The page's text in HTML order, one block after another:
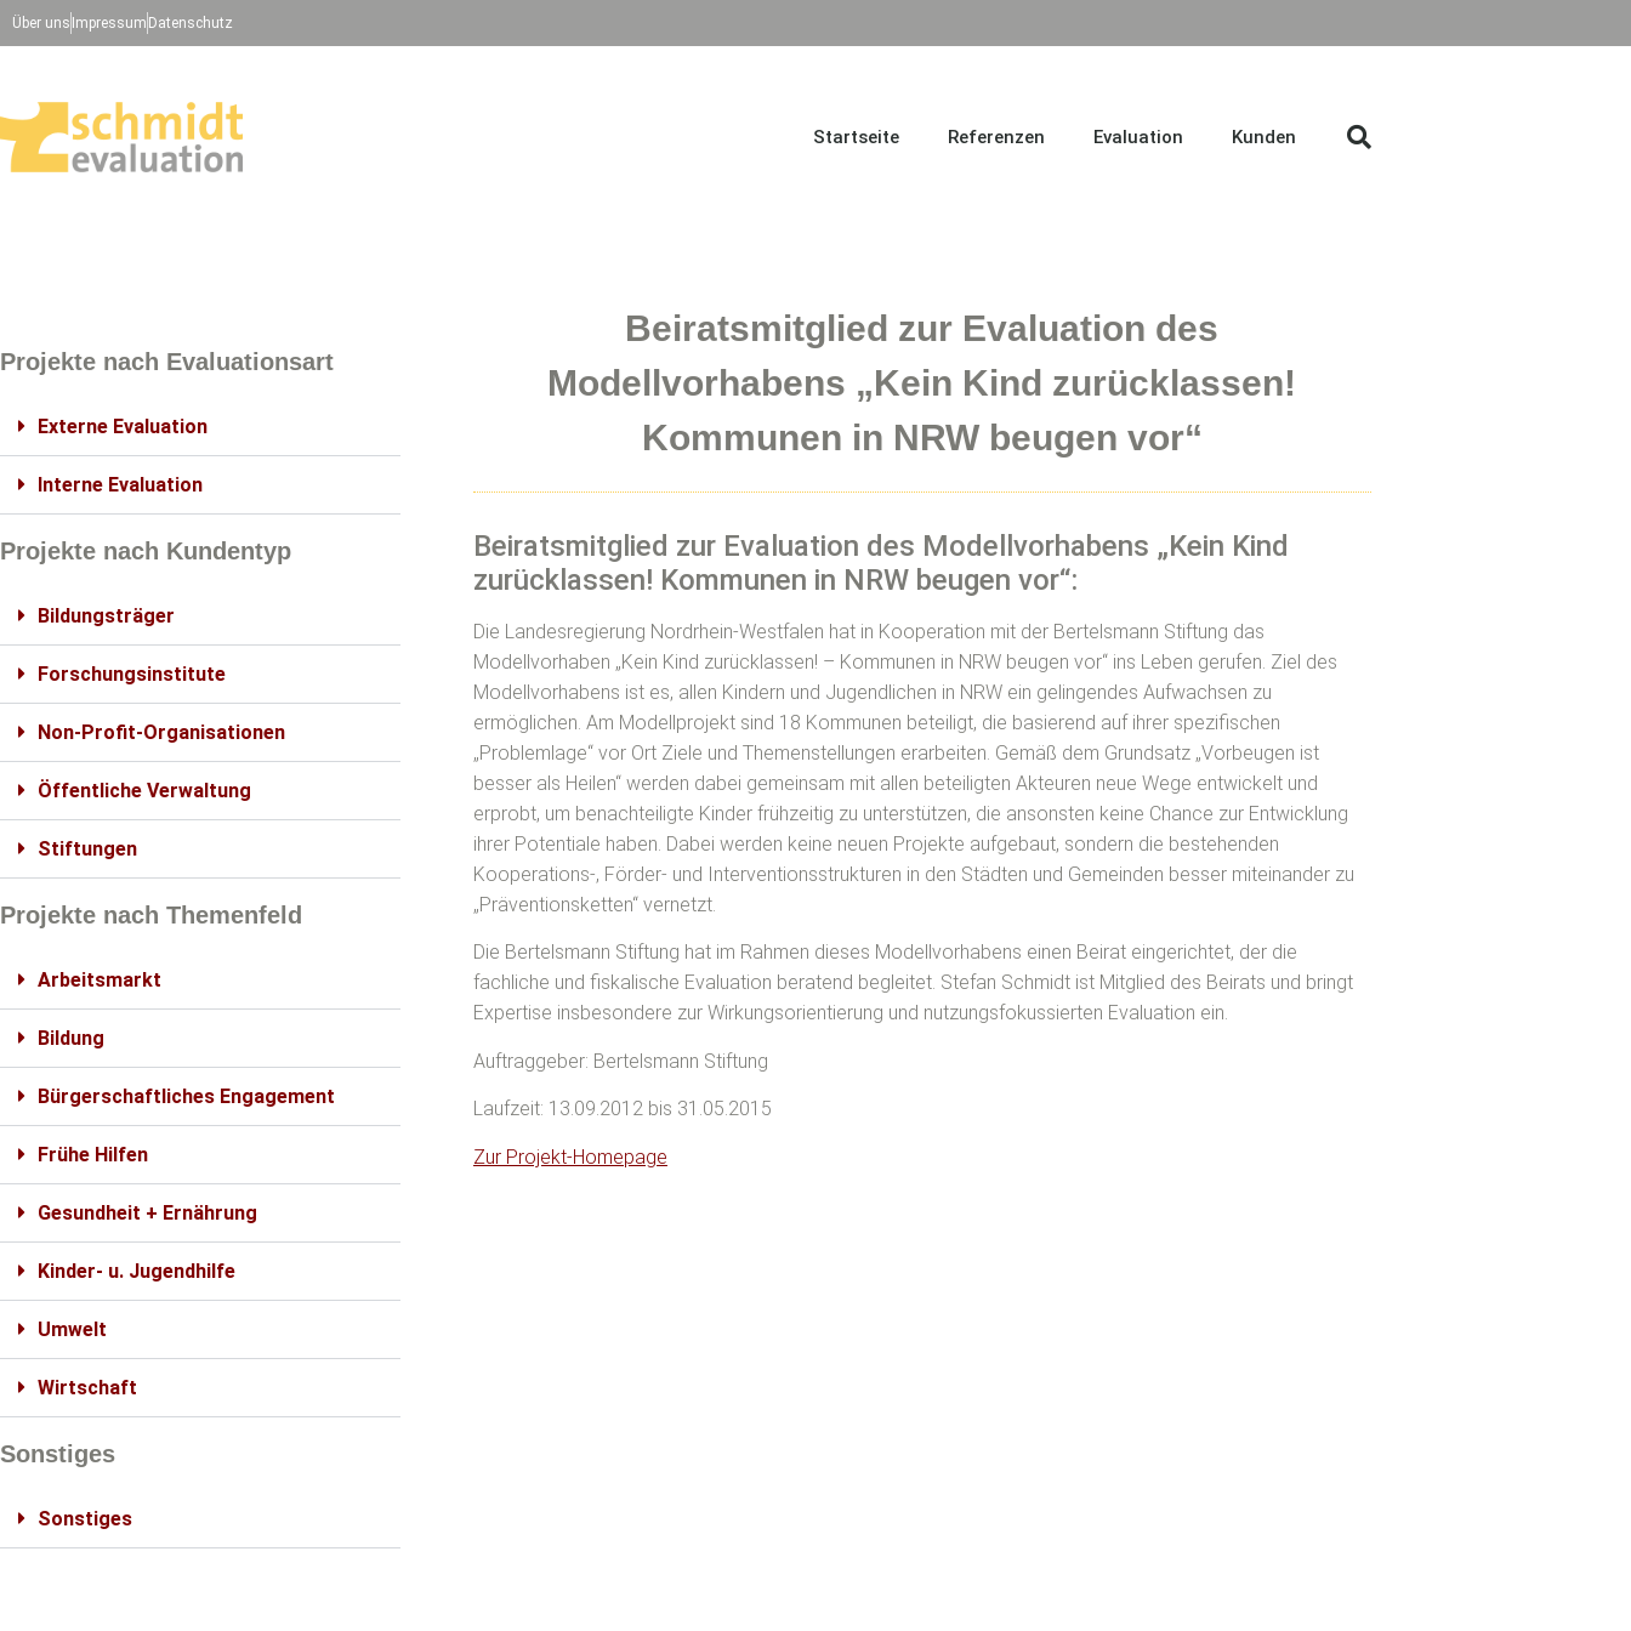
Über uns Impressum Datenschutz
Startseite Referenzen Evaluation Kunden
Projekte nach Evaluationsart
Externe Evaluation
Interne Evaluation
Projekte nach Kundentyp
Bildungsträger
Forschungsinstitute
Non-Profit-Organisationen
Öffentliche Verwaltung
Stiftungen
Projekte nach Themenfeld
Arbeitsmarkt
Bildung
Bürgerschaftliches Engagement
Frühe Hilfen
Gesundheit + Ernährung
Kinder- u. Jugendhilfe
Umwelt
Wirtschaft
Sonstiges
Sonstiges
Beiratsmitglied zur Evaluation des
Modellvorhabens „Kein Kind zurücklassen!
Kommunen in NRW beugen vor“
Beiratsmitglied zur Evaluation des Modellvorhabens „Kein Kind
zurücklassen! Kommunen in NRW beugen vor“:
Die Landesregierung Nordrhein-Westfalen hat in Kooperation mit der Bertelsmann Stiftung das
Modellvorhaben „Kein Kind zurücklassen! – Kommunen in NRW beugen vor“ ins Leben gerufen. Ziel des
Modellvorhabens ist es, allen Kindern und Jugendlichen in NRW ein gelingendes Aufwachsen zu
ermöglichen. Am Modellprojekt sind 18 Kommunen beteiligt, die basierend auf ihrer spezifischen
„Problemlage“ vor Ort Ziele und Themenstellungen erarbeiten. Gemäß dem Grundsatz „Vorbeugen ist
besser als Heilen“ werden dabei gemeinsam mit allen beteiligten Akteuren neue Wege entwickelt und
erprobt, um benachteiligte Kinder frühzeitig zu unterstützen, die ansonsten keine Chance zur Entwicklung
ihrer Potentiale haben. Dabei werden keine neuen Projekte aufgebaut, sondern die bestehenden
Kooperations-, Förder- und Interventionsstrukturen in den Städten und Gemeinden besser miteinander zu
„Präventionsketten“ vernetzt.
Die Bertelsmann Stiftung hat im Rahmen dieses Modellvorhabens einen Beirat eingerichtet, der die
fachliche und fiskalische Evaluation beratend begleitet. Stefan Schmidt ist Mitglied des Beirats und bringt
Expertise insbesondere zur Wirkungsorientierung und nutzungsfokussierten Evaluation ein.
Auftraggeber: Bertelsmann Stiftung
Laufzeit: 13.09.2012 bis 31.05.2015
Zur Projekt-Homepage